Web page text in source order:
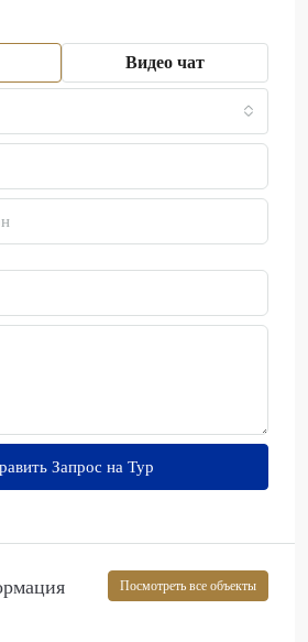
Видео чат
Запрос на Тур
Посмотреть все объекты